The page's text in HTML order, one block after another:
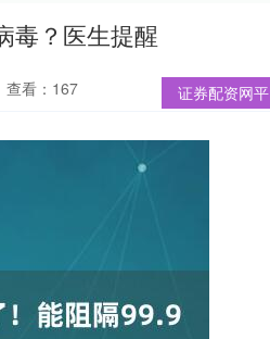
毒？医生提醒
证券配资网
查看：167